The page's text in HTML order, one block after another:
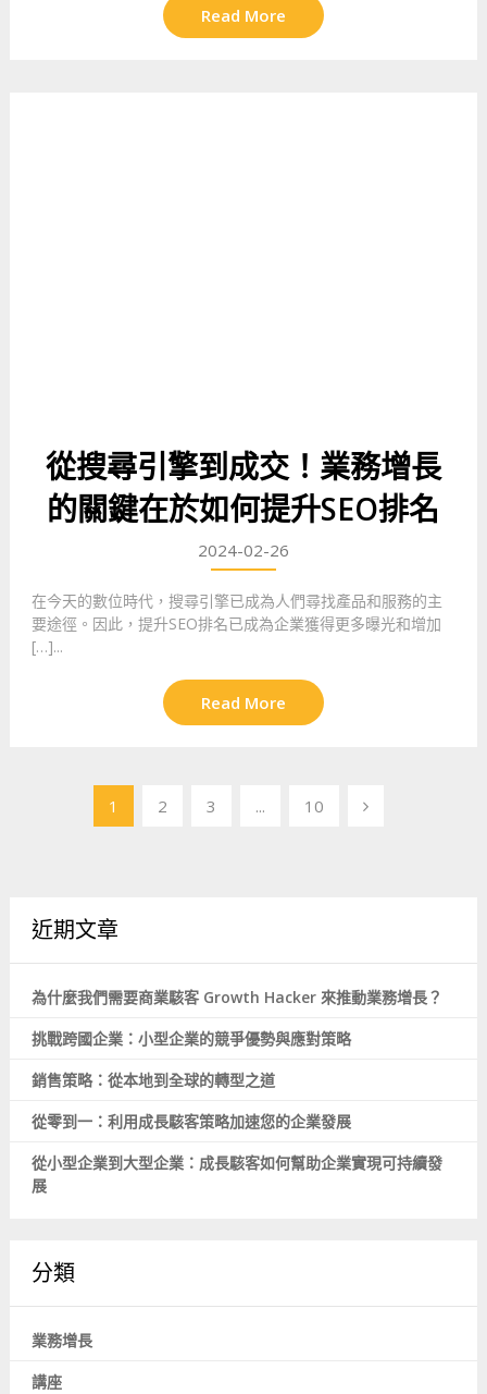
Read More
從搜尋引擎到成交！業務增長
的關鍵在於如何提升SEO排名
2024-02-26
在今天的數位時代，搜尋引擎已成為人們尋找產品和服務的主
要途徑。因此，提升SEO排名已成為企業獲得更多曝光和增加
[…]...
Read More
覽
1 2 3 ... 10
近期文章
為什麼我們需要商業駭客 Growth Hacker 來推動業務增長？
挑戰跨國企業：小型企業的競爭優勢與應對策略
銷售策略：從本地到全球的轉型之道
從零到一：利用成長駭客策略加速您的企業發展
從小型企業到大型企業：成長駭客如何幫助企業實現可持續發
展
分類
業務增長
講座